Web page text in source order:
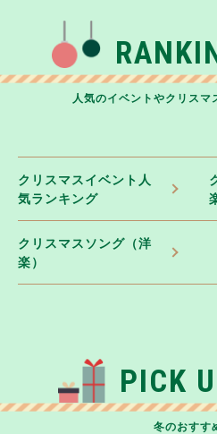
人気のイベントやクリス
クリスマスイベント人
気ランキング
クリスマスソング（洋
楽）
PICK
冬のおすす